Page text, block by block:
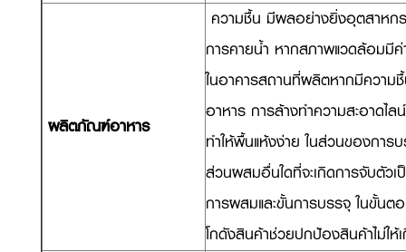
ผลิตภัณฑ์อาหาร
ความชื้น มีผลอย่างยิ่งอุตสาหก
การคายน้ำ หากสภาพแวดล้อมมีค่
ในอาคารสถานที่ผลิตหากมีความชื้
อาหาร การล้างทำความสะอาดไ
ทำให้พื้นแห้งง่าย ในส่วนของกา
ส่วนผสมอื่นใดที่จะเกิดการจับตัว
การผสมและขั้นการบรรจุ ในขั้น
โกดังสินค้าช่วยปกป้องสินค้าไม่ใ